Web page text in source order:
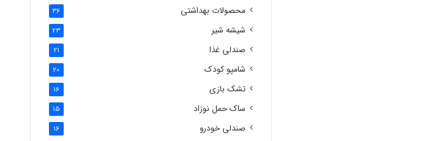
محصولات بهداشتی 36
شیشه شیر 23
صندلی غذا 21
شامپو کودک 20
تشک بازی 16
ساک حمل نوزاد 15
صندلی خودرو 16